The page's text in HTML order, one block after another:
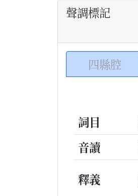
聲調標記
四縣腔
詞目
音讀
釋義